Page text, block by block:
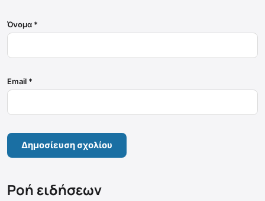
Όνομα *
Email *
Ροή ειδήσεων